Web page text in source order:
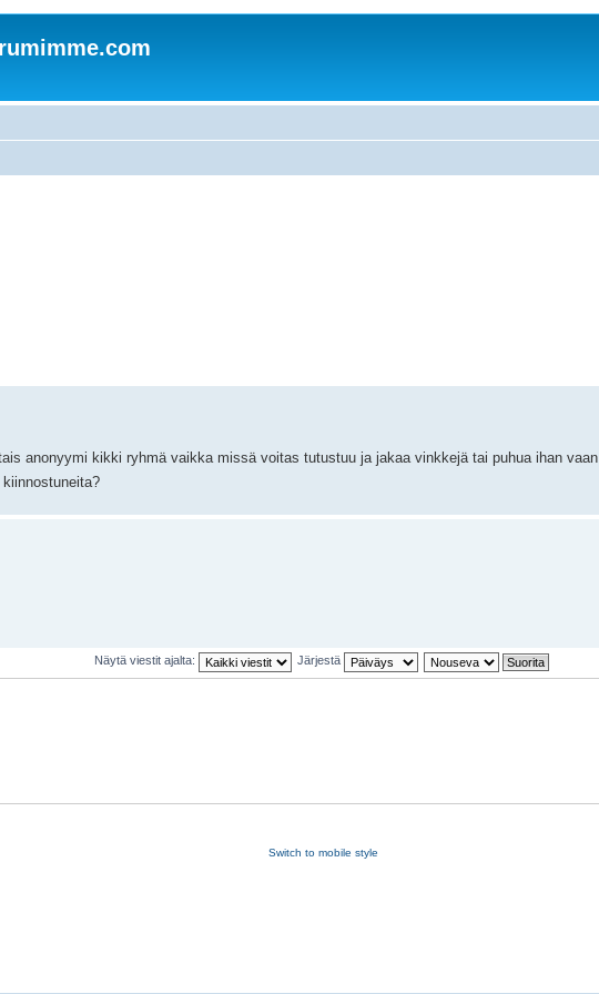
anonyymi kikki ryhmä vaikka missä voitas tutustuu ja jakaa vinkkejä tai puhua ihan vaan
Näytä viestit ajalta: Järjestä
Switch to mobile style